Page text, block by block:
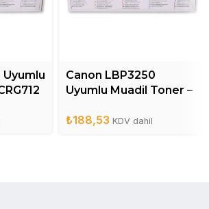
Uyumlu
Canon LBP3250
Uyumlu Muadil Toner –
₺188,53 KDV dahil